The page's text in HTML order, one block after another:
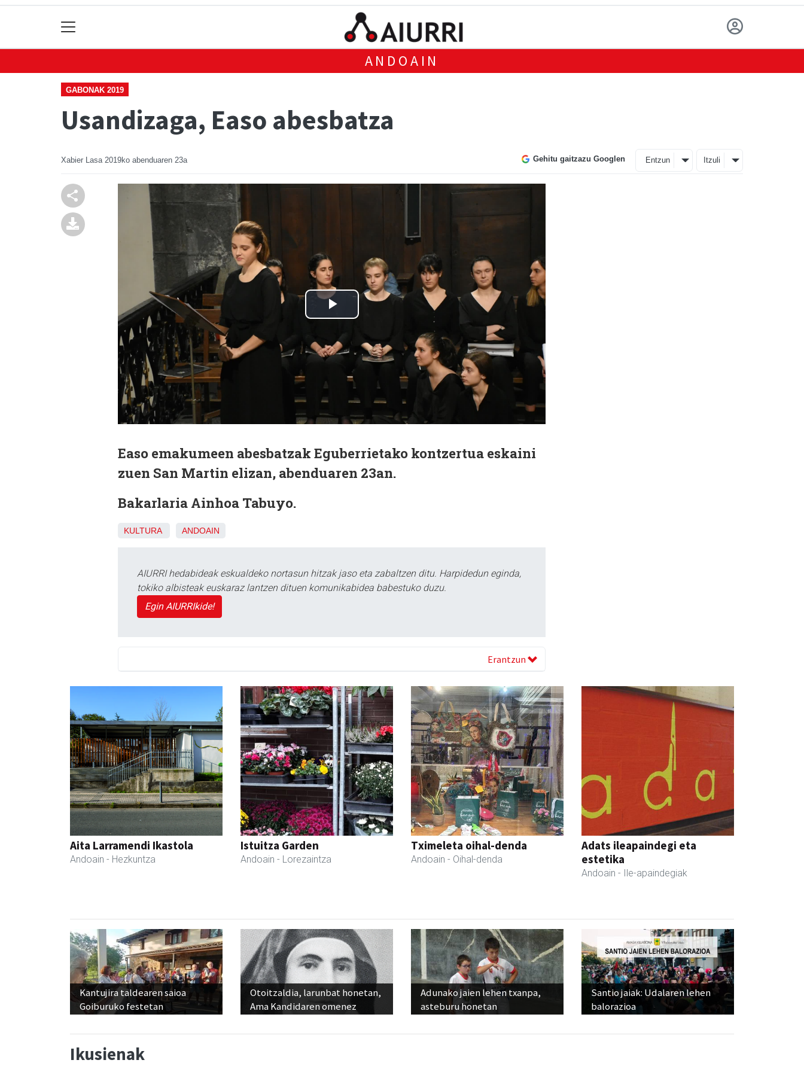
ANDOAIN
GABONAK 2019
Usandizaga, Easo abesbatza
Xabier Lasa 2019ko abenduaren 23a Gehitu gaitzazu Googlen Entzun Itzuli
Easo emakumeen abesbatzak Eguberrietako kontzertua eskaini
zuen San Martin elizan, abenduaren 23an.
Bakarlaria Ainhoa Tabuyo.
KULTURA ANDOAIN
AIURRI hedabideak eskualdeko nortasun hitzak jaso eta zabaltzen ditu. Harpidedun eginda,
tokiko albisteak euskaraz lantzen dituen komunikabidea babestuko duzu.
Egin AIURRIkide!
Erantzun
Aita Larramendi Ikastola
Andoain - Hezkuntza
Istuitza Garden
Andoain - Lorezaintza
Tximeleta oihal-denda
Andoain - Oihal-denda
Adats ileapaindegi eta
estetika
Andoain - Ile-apaindegiak
Kantujira taldearen saioa
Goiburuko festetan
Otoitzaldia, larunbat honetan,
Ama Kandidaren omenez
Adunako jaien lehen txanpa,
asteburu honetan
Santio jaiak: Udalaren lehen
balorazioa
Ikusienak